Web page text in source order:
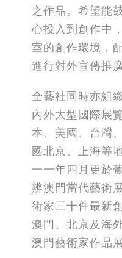
之作品。希望能
心投入到創作中
室的創作環境，
進行對外宣傳推
全藝社同時亦組
內外大型國際展
本、美國、台灣
國北京、上海等
一一年四月更於
辨澳門當代藝術
術家三十件最新
澳門、北京及海
澳門藝術家作品展